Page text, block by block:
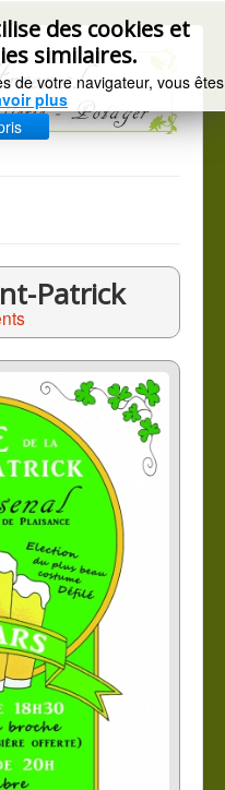
des cookies et
similaires.
de votre navigateur, vous êtes
plus
Patrick
suivant